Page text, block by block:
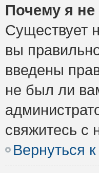
Почему я не
Существует
вы
введены
не был ли
свяжитесь с
Вернуться